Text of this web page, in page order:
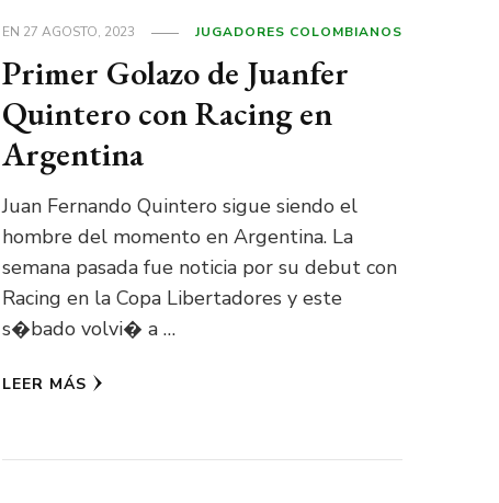
EN 27 AGOSTO, 2023 JUGADORES COLOMBIANOS
Primer Golazo de Juanfer
Quintero con Racing en
Argentina
Juan Fernando Quintero sigue siendo el
hombre del momento en Argentina. La
semana pasada fue noticia por su debut con
Racing en la Copa Libertadores y este
s�bado volvi� a …
LEER MÁS